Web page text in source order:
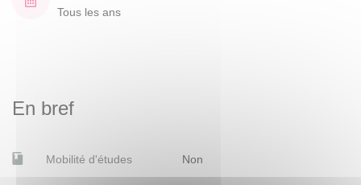
Tous les ans
En bref
Mobilité d'études Non